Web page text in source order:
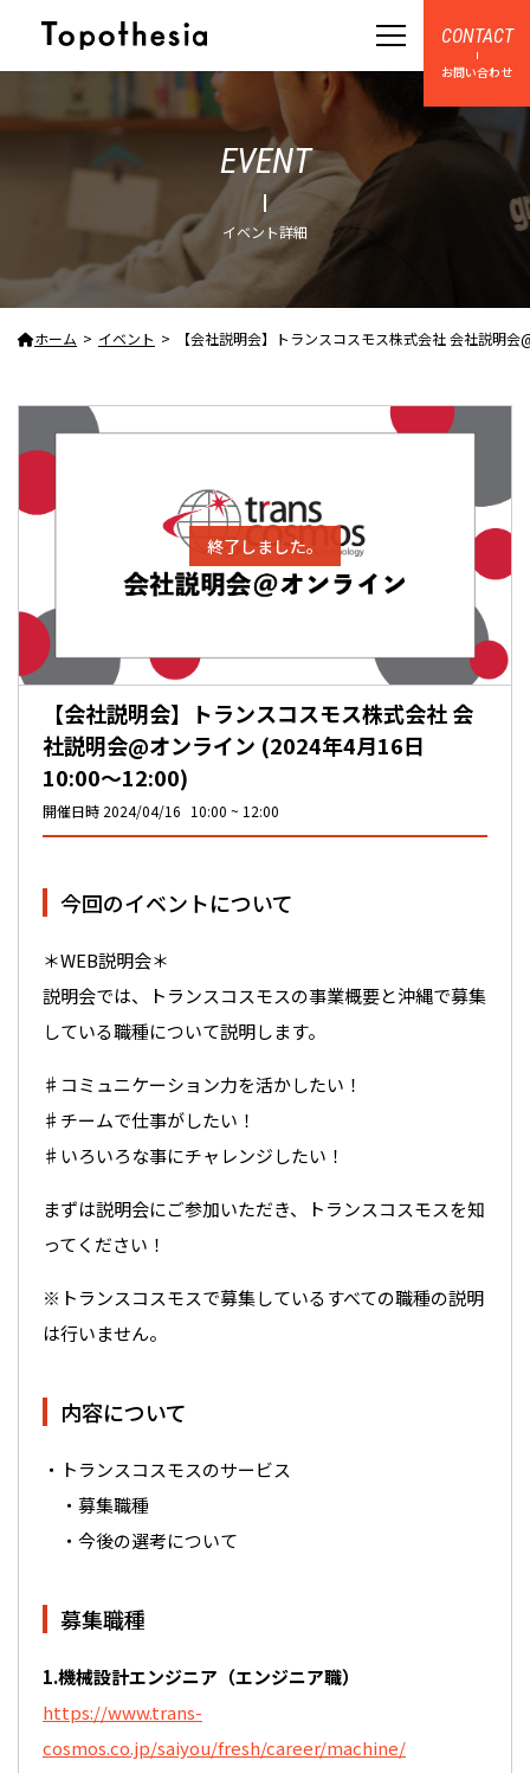
CONTACT
お問い合わせ
EVENT
イベント詳細
ホーム イベント 【会社説明会】トランスコスモス株式会社 会社説明
終了しました。
【会社説明会】トランスコスモス株式会社 会
社説明会@オンライン (2024年4月16日
10:00〜12:00)
開催日時 2024/04/16 10:00 12:00
今回のイベントについて
＊WEB説明会＊
説明会では、トランスコスモスの事業概要と沖縄で募集
している職種について説明します。
♯コミュニケーション力を活かしたい！
♯チームで仕事がしたい！
♯いろいろな事にチャレンジしたい！
まずは説明会にご参加いただき、トランスコスモスを知
ってください！
※トランスコスモスで募集しているすべての職種の説明
は行いません。
内容について
・トランスコスモスのサービス
・募集職種
・今後の選考について
募集職種
1.機械設計エンジニア（エンジニア職）
https://www.trans-
cosmos.co.jp/saiyou/fresh/career/machine/